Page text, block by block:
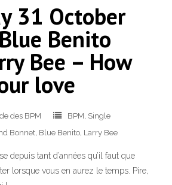
31 October
Benito
Bee – How
love
des BPM BPM Single
Bonnet Blue Benito Larry Bee
depuis tant d’années qu’il faut que
lorsque vous en aurez le temps. Pire,